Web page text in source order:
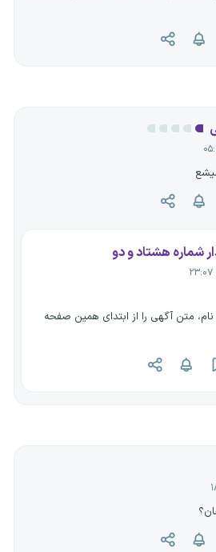
شماره هشتاد و دو
نام، متن آگهی را از ابتدای همین صفحه